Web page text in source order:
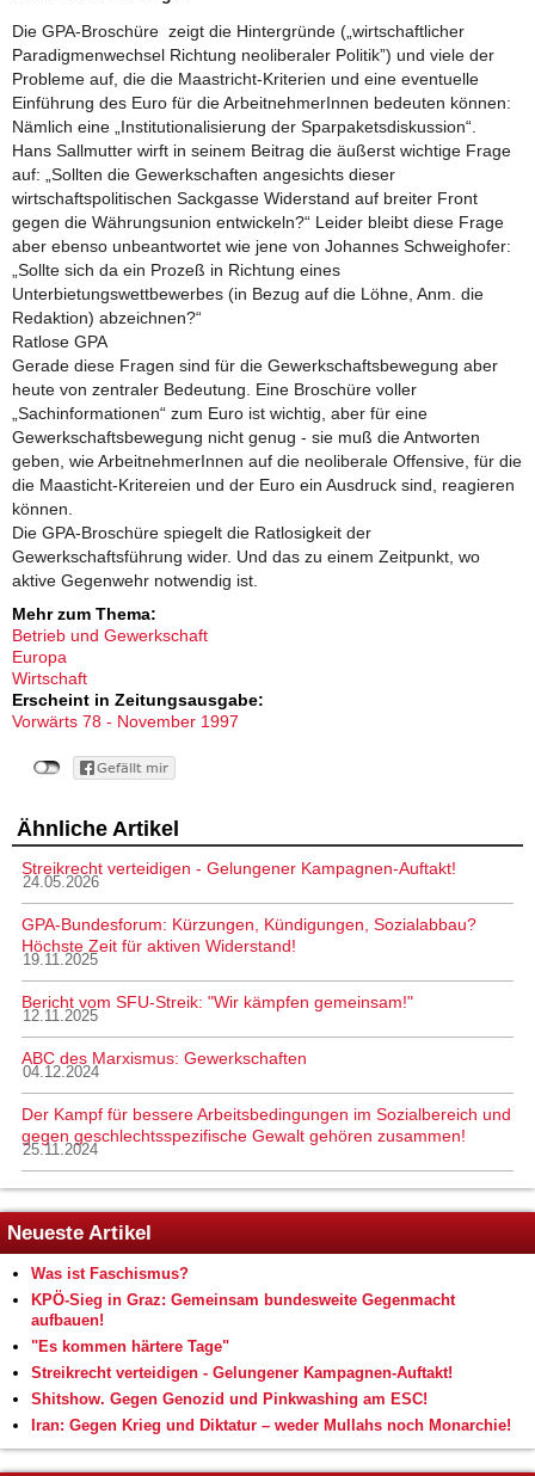
Die GPA-Broschüre zeigt die Hintergründe („wirtschaftlicher
Paradigmenwechsel Richtung neoliberaler Politik”) und viele der
Probleme auf, die die Maastricht-Kriterien und eine eventuelle
Einführung des Euro für die ArbeitnehmerInnen bedeuten können:
Nämlich eine „Institutionalisierung der Sparpaketsdiskussion“.
Hans Sallmutter wirft in seinem Beitrag die äußerst wichtige Frage
auf: „Sollten die Gewerkschaften angesichts dieser
wirtschaftspolitischen Sackgasse Widerstand auf breiter Front
gegen die Währungsunion entwickeln?“ Leider bleibt diese Frage
aber ebenso unbeantwortet wie jene von Johannes Schweighofer:
„Sollte sich da ein Prozeß in Richtung eines
Unterbietungswettbewerbes (in Bezug auf die Löhne, Anm. die
Redaktion) abzeichnen?“
Ratlose GPA
Gerade diese Fragen sind für die Gewerkschaftsbewegung aber
heute von zentraler Bedeutung. Eine Broschüre voller
„Sachinformationen“ zum Euro ist wichtig, aber für eine
Gewerkschaftsbewegung nicht genug - sie muß die Antworten
geben, wie ArbeitnehmerInnen auf die neoliberale Offensive, für die
die Maasticht-Kritereien und der Euro ein Ausdruck sind, reagieren
können.
Die GPA-Broschüre spiegelt die Ratlosigkeit der
Gewerkschaftsführung wider. Und das zu einem Zeitpunkt, wo
aktive Gegenwehr notwendig ist.
Mehr zum Thema:
Betrieb und Gewerkschaft
Europa
Wirtschaft
Erscheint in Zeitungsausgabe:
Vorwärts 78 - November 1997
Ähnliche Artikel
Streikrecht verteidigen - Gelungener Kampagnen-Auftakt!
24.05.2026
GPA-Bundesforum: Kürzungen, Kündigungen, Sozialabbau?
Höchste Zeit für aktiven Widerstand!
19.11.2025
Bericht vom SFU-Streik: "Wir kämpfen gemeinsam!"
12.11.2025
ABC des Marxismus: Gewerkschaften
04.12.2024
Der Kampf für bessere Arbeitsbedingungen im Sozialbereich und
gegen geschlechtsspezifische Gewalt gehören zusammen!
25.11.2024
Neueste Artikel
Was ist Faschismus?
KPÖ-Sieg in Graz: Gemeinsam bundesweite Gegenmacht
aufbauen!
"Es kommen härtere Tage"
Streikrecht verteidigen - Gelungener Kampagnen-Auftakt!
Shitshow. Gegen Genozid und Pinkwashing am ESC!
Iran: Gegen Krieg und Diktatur – weder Mullahs noch Monarchie!